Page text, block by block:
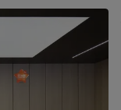
financiamento